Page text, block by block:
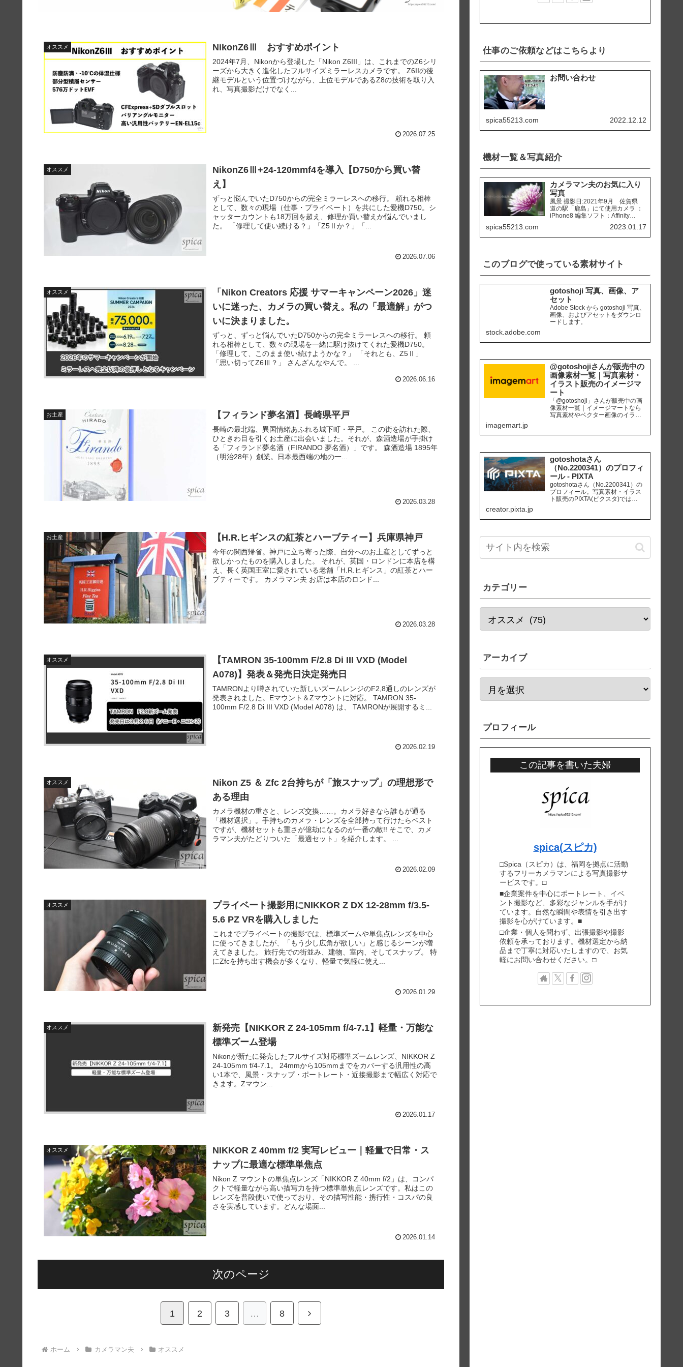
オススメ NikonZ6Ⅲ おすすめポイント
2024年7月、Nikonから登場した「Nikon Z6III」は、これまでのZ6シリ
ーズから大きく進化したフルサイズミラーレスカメラです。 Z6IIの後
継モデルという位置づけながら、上位モデルであるZ8の技術を取り入
れ、写真撮影だけでなく...
2026.07.25
オススメ
NikonZ6Ⅲ+24-120mmf4を導入【D750から買い替
え】
ずっと悩んでいたD750からの完全ミラーレスへの移行。 頼れる相棒
として、数々の現場（仕事・プライベート）を共にした愛機D750。シ
ャッターカウントも18万回を超え、修理か買い替えか悩んでいまし
た。 「修理して使い続ける？」「Z5Ⅱか？」「...
2026.07.06
オススメ
「Nikon Creators 応援 サマーキャンペーン2026」迷
いに迷った、カメラの買い替え。私の「最適解」がつ
いに決まりました。
ずっと、ずっと悩んでいたD750からの完全ミラーレスへの移行。 頼
れる相棒として、数々の現場を一緒に駆け抜けてくれた愛機D750。
「修理して、このまま使い続けようかな？」 「それとも、Z5Ⅱ」
「思い切ってZ6Ⅲ？」 さんざんなやんで。 ...
2026.06.16
お土産 【フィランド夢名酒】長崎県平戸
長崎の最北端、異国情緒あふれる城下町・平戸。 この街を訪れた際、
ひときわ目を引くお土産に出会いました。それが、森酒造場が手掛け
る「フィランド夢名酒（FIRANDO 夢名酒）」です。 森酒造場 1895年
（明治28年）創業。日本最西端の地の一...
2026.03.28
お土産 【H.R.ヒギンスの紅茶とハーブティー】兵庫県神戸
今年の関西帰省。神戸に立ち寄った際、自分へのお土産としてずっと
欲しかったものを購入しました。 それが、英国・ロンドンに本店を構
え、長く英国王室に愛されている老舗「H.R.ヒギンス」の紅茶とハー
ブティーです。 カメラマン夫 お店は本店のロンド...
2026.03.28
オススメ
【TAMRON 35-100mm F/2.8 Di III VXD (Model
A078)】発表＆発売日決定発売日
TAMRONより噂されていた新しいズームレンジのF2,8通しのレンズが
発表されました。Eマウント＆Zマウントに対応。 TAMRON 35-
100mm F/2.8 Di III VXD (Model A078) は、 TAMRONが展開するミ...
2026.02.19
オススメ
Nikon Z5 ＆ Zfc 2台持ちが「旅スナップ」の理想形で
ある理由
カメラ機材の重さと、レンズ交換……。カメラ好きなら誰もが通る
「機材選択」。手持ちのカメラ・レンズを全部持って行けたらベスト
ですが、機材セットも重さが億劫になるのが一番の敵!! そこで、カメ
ラマン夫がたどりついた「最適セット」を紹介します。 ...
2026.02.09
オススメ
プライベート撮影用にNIKKOR Z DX 12-28mm f/3.5-
5.6 PZ VRを購入しました
これまでプライベートの撮影では、標準ズームや単焦点レンズを中心
に使ってきましたが、「もう少し広角が欲しい」と感じるシーンが増
えてきました。 旅行先での街並み、建物、室内、そしてスナップ。 特
にZfcを持ち出す機会が多くなり、軽量で気軽に使え...
2026.01.29
オススメ
新発売【NIKKOR Z 24-105mm f/4-7.1】軽量・万能な
標準ズーム登場
Nikonが新たに発売したフルサイズ対応標準ズームレンズ、NIKKOR Z
24-105mm f/4-7.1。 24mmから105mmまでをカバーする汎用性の高
い1本で、風景・スナップ・ポートレート・近接撮影まで幅広く対応で
きます。Zマウン...
2026.01.17
オススメ
NIKKOR Z 40mm f/2 実写レビュー｜軽量で日常・ス
ナップに最適な標準単焦点
Nikon Z マウントの単焦点レンズ「NIKKOR Z 40mm f/2」は、コンパ
クトで軽量ながら高い描写力を持つ標準単焦点レンズです。私はこの
レンズを普段使いで使っており、その描写性能・携行性・コスパの良
さを実感しています。どんな場面...
2026.01.14
次のページ
1 2 3 … 8 次
ホーム カメラマン夫 オススメ
仕事のご依頼などはこちらより
お問い合わせ
spica55213.com 2022.12.12
機材一覧＆写真紹介
カメラマン夫のお気に入り
写真
風景 撮影日:2021年9月 佐賀県
道の駅「鹿島」にて使用カメラ ：
iPhone8 編集ソフト：Affinity
天草市 「ホテルアレグリアガー
デンズ天草」にて使用カメラ ：
spica55213.com 2023.01.17
このブログで使っている素材サイト
gotoshoji 写真、画像、ア
セット
Adobe Stock から gotoshoji 写真、
画像、およびアセットをダウンロ
ードします。
stock.adobe.com
@gotoshojiさんが販売中の
画像素材一覧｜写真素材・
イラスト販売のイメージマ
ート
「@gotoshoji」さんが販売中の画
像素材一覧｜イメージマートなら
写真素材やベクター画像のイラス
購入可能です。個人、商用を問わ
イヤリティフリー画像を、広報、
販促、社内資料作り、サイト運営
等にご活用ください。
imagemart.jp
gotoshotaさん
（No.2200341）のプロフィ
ール - PIXTA
gotoshotaさん（No.2200341）の
プロフィール。写真素材・イラス
ト販売のPIXTA(ピクスタ)では
550円から購入可能です。毎週更新
creator.pixta.jp
カテゴリー
アーカイブ
プロフィール
この記事を書いた夫婦
spica(スピカ)
□Spica（スピカ）は、福岡を拠点に活動
するフリーカメラマンによる写真撮影サ
ービスです。□
■企業案件を中心にポートレート、イベ
ント撮影など、多彩なジャンルを手がけ
ています。自然な瞬間や表情を引き出す
撮影を心がけています。■
□企業・個人を問わず、出張撮影や撮影
依頼を承っております。機材選定から納
品まで丁寧に対応いたしますので、お気
軽にお問い合わせください。□